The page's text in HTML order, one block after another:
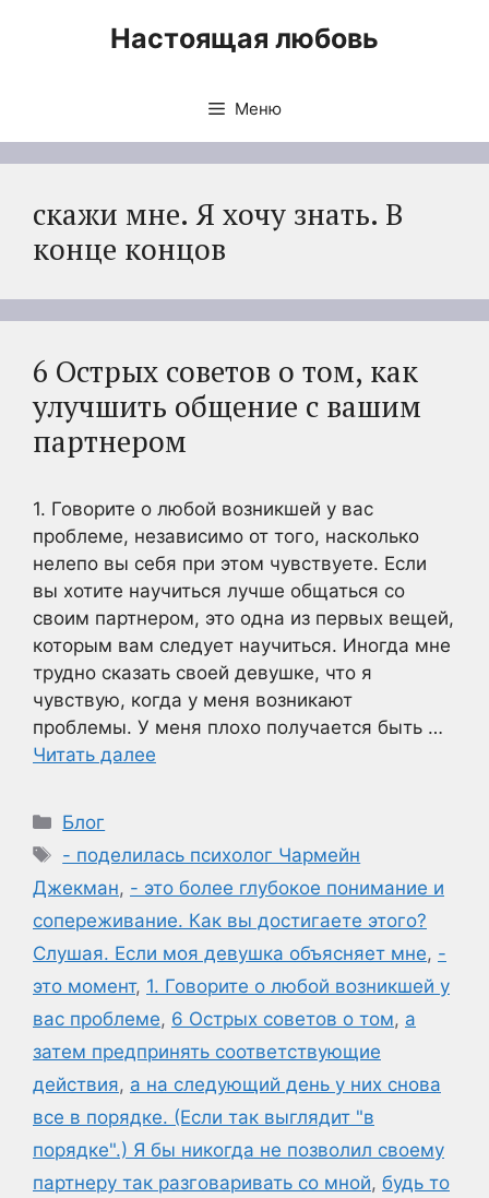
Настоящая любовь
Меню
скажи мне. Я хочу знать. В
конце концов
6 Острых советов о том, как
улучшить общение с вашим
партнером
1. Говорите о любой возникшей у вас
проблеме, независимо от того, насколько
нелепо вы себя при этом чувствуете. Если
вы хотите научиться лучше общаться со
своим партнером, это одна из первых вещей,
которым вам следует научиться. Иногда мне
трудно сказать своей девушке, что я
чувствую, когда у меня возникают
проблемы. У меня плохо получается быть …
Читать далее
Рубрики
Блог
Метки
- поделилась психолог Чармейн
Джекман, - это более глубокое понимание и
сопереживание. Как вы достигаете этого?
Слушая. Если моя девушка объясняет мне, -
это момент, 1. Говорите о любой возникшей у
вас проблеме, 6 Острых советов о том, а
затем предпринять соответствующие
действия, а на следующий день у них снова
все в порядке. (Если так выглядит "в
порядке".) Я бы никогда не позволил своему
партнеру так разговаривать со мной, будь то